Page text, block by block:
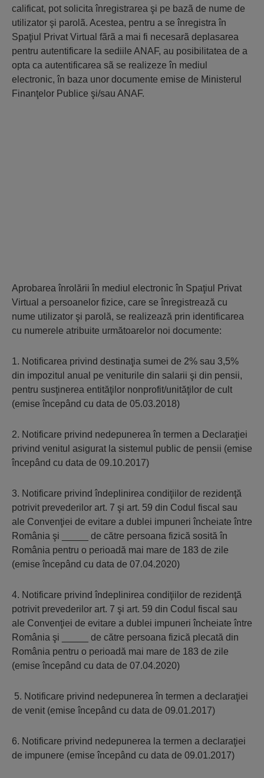
calificat, pot solicita înregistrarea şi pe bazã de nume de
utilizator şi parolã. Acestea, pentru a se înregistra în
Spaţiul Privat Virtual fãrã a mai fi necesarã deplasarea
pentru autentificare la sediile ANAF, au posibilitatea de a
opta ca autentificarea sã se realizeze în mediul
electronic, în baza unor documente emise de Ministerul
Finanţelor Publice şi/sau ANAF.
Aprobarea înrolării în mediul electronic în Spaţiul Privat
Virtual a persoanelor fizice, care se înregistrează cu
nume utilizator şi parolă, se realizează prin identificarea
cu numerele atribuite următoarelor noi documente:
1. Notificarea privind destinaţia sumei de 2% sau 3,5%
din impozitul anual pe veniturile din salarii şi din pensii,
pentru susţinerea entităţilor nonprofit/unităţilor de cult
(emise începând cu data de 05.03.2018)
2. Notificare privind nedepunerea în termen a Declaraţiei
privind venitul asigurat la sistemul public de pensii (emise
începând cu data de 09.10.2017)
3. Notificare privind îndeplinirea condiţiilor de rezidenţă
potrivit prevederilor art. 7 şi art. 59 din Codul fiscal sau
ale Convenţiei de evitare a dublei impuneri încheiate între
România şi _____ de către persoana fizică sosită în
România pentru o perioadă mai mare de 183 de zile
(emise începând cu data de 07.04.2020)
4. Notificare privind îndeplinirea condiţiilor de rezidenţă
potrivit prevederilor art. 7 şi art. 59 din Codul fiscal sau
ale Convenţiei de evitare a dublei impuneri încheiate între
România şi _____ de către persoana fizică plecată din
România pentru o perioadă mai mare de 183 de zile
(emise începând cu data de 07.04.2020)
5. Notificare privind nedepunerea în termen a declaraţiei
de venit (emise începând cu data de 09.01.2017)
6. Notificare privind nedepunerea la termen a declaraţiei
de impunere (emise începând cu data de 09.01.2017)